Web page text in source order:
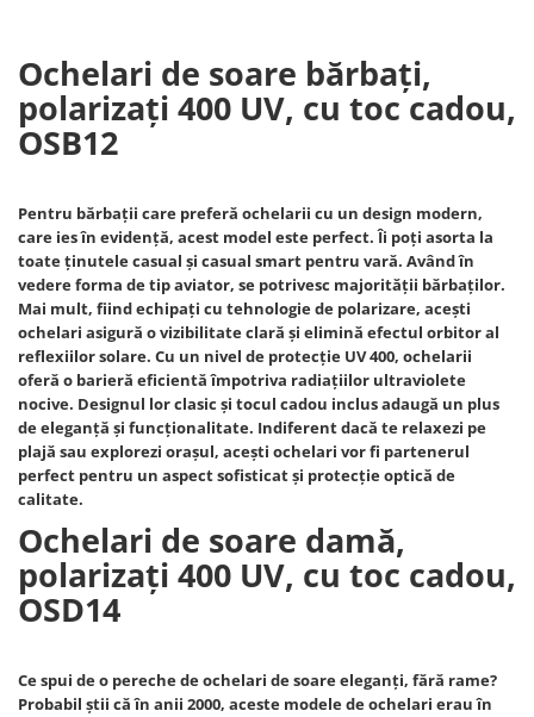
Ochelari de soare bărbați,
polarizați 400 UV, cu toc cadou,
OSB12
Pentru bărbații care preferă ochelarii cu un design modern,
care ies în evidență, acest model este perfect. Îi poți asorta la
toate ținutele casual și casual smart pentru vară. Având în
vedere forma de tip aviator, se potrivesc majorității bărbaților.
Mai mult, fiind echipați cu tehnologie de polarizare, acești
ochelari asigură o vizibilitate clară și elimină efectul orbitor al
reflexiilor solare. Cu un nivel de protecție UV 400, ochelarii
oferă o barieră eficientă împotriva radiațiilor ultraviolete
nocive. Designul lor clasic și tocul cadou inclus adaugă un plus
de eleganță și funcționalitate. Indiferent dacă te relaxezi pe
plajă sau explorezi orașul, acești ochelari vor fi partenerul
perfect pentru un aspect sofisticat și protecție optică de
calitate.
Ochelari de soare damă,
polarizați 400 UV, cu toc cadou,
OSD14
Ce spui de o pereche de ochelari de soare eleganți, fără rame?
Probabil știi că în anii 2000, aceste modele de ochelari erau în